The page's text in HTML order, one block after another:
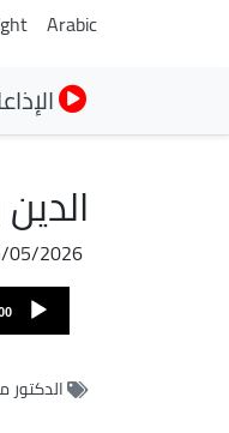
Arabic
2026 - 09:05
ملف
الصوت
Audio
Player